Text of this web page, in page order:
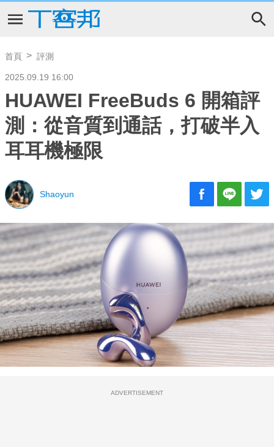
首頁 評測
2025.09.19 16:00
HUAWEI FreeBuds 6 開箱評
測：從音質到通話，打破半入
耳耳機極限
Shaoyun
ADVERTISEMENT